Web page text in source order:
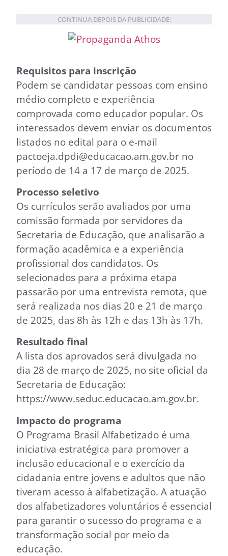
CONTINUA DEPOIS DA PUBLICIDADE:
Requisitos para inscrição
Podem se candidatar pessoas com ensino
médio completo e experiência
comprovada como educador popular. Os
interessados devem enviar os documentos
listados no edital para o e-mail
pactoeja.dpdi@educacao.am.gov.br no
período de 14 a 17 de março de 2025.
Processo seletivo
Os currículos serão avaliados por uma
comissão formada por servidores da
Secretaria de Educação, que analisarão a
formação acadêmica e a experiência
profissional dos candidatos. Os
selecionados para a próxima etapa
passarão por uma entrevista remota, que
será realizada nos dias 20 e 21 de março
de 2025, das 8h às 12h e das 13h às 17h.
Resultado final
A lista dos aprovados será divulgada no
dia 28 de março de 2025, no site oficial da
Secretaria de Educação:
https://www.seduc.educacao.am.gov.br.
Impacto do programa
O Programa Brasil Alfabetizado é uma
iniciativa estratégica para promover a
inclusão educacional e o exercício da
cidadania entre jovens e adultos que não
tiveram acesso à alfabetização. A atuação
dos alfabetizadores voluntários é essencial
para garantir o sucesso do programa e a
transformação social por meio da
educação.